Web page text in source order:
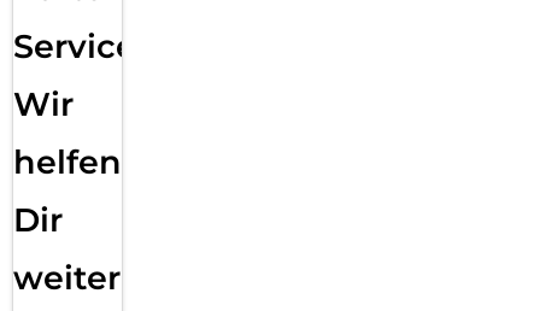
Service:
Wir
helfen
Dir
weiter